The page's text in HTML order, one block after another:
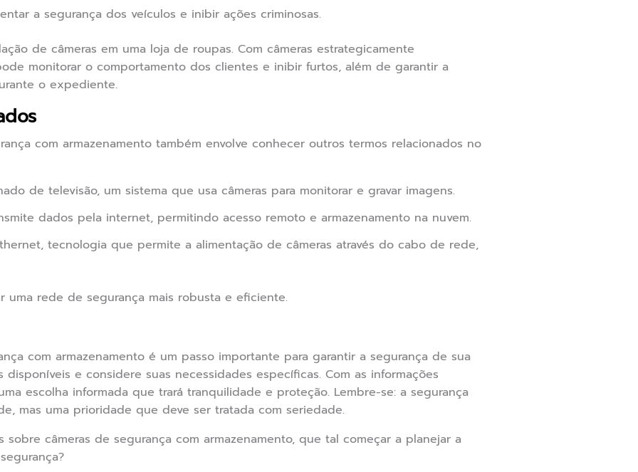
a segurança dos veículos e inibir ações criminosas.
de câmeras em uma loja de roupas. Com câmeras estrategicamente
monitorar o comportamento dos clientes e inibir furtos, além de garantir a
o expediente.
com armazenamento também envolve conhecer outros termos relacionados no
de televisão, um sistema que usa câmeras para monitorar e gravar imagens.
dados pela internet, permitindo acesso remoto e armazenamento na nuvem.
tecnologia que permite a alimentação de câmeras através do cabo de rede,
uma rede de segurança mais robusta e eficiente.
com armazenamento é um passo importante para garantir a segurança de sua
e considere suas necessidades específicas. Com as informações
escolha informada que trará tranquilidade e proteção. Lembre-se: a segurança
mas uma prioridade que deve ser tratada com seriedade.
câmeras de segurança com armazenamento, que tal começar a planejar a